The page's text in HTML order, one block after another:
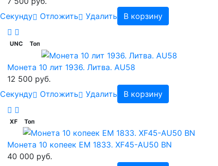
Cекунду
Отложить Удалить В корзину
UNC Топ
Монета 10 лит 1936. Литва. AU58
12 500 руб.
Cекунду
Отложить Удалить В корзину
XF Топ
Монета 10 копеек ЕМ 1833. XF45-AU50 BN
40 000 руб.